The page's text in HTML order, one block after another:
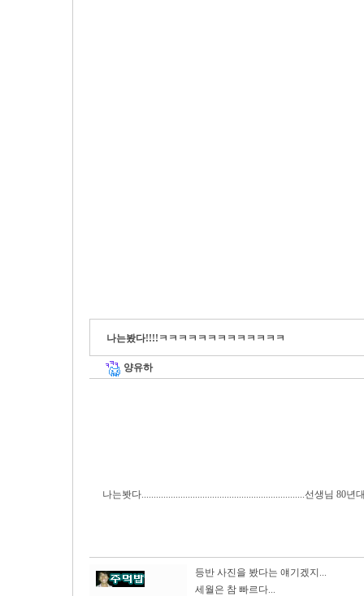
나는봤다!!!!ㅋㅋㅋㅋㅋㅋㅋㅋㅋㅋㅋㅋㅋ
양유하
나는봣다...................................................................선생님 80년
등반 사진을 봤다는 얘기겠지...
세월은 참 빠르다...